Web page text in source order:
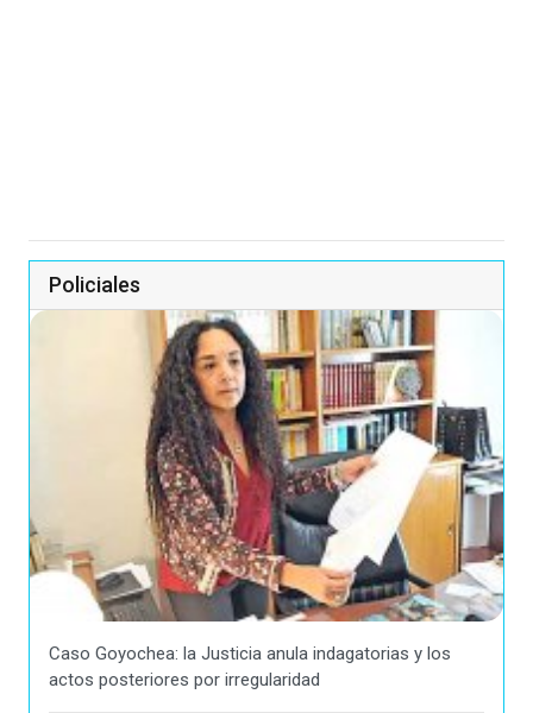
Policiales
Caso Goyochea: la Justicia anula indagatorias y los
actos posteriores por irregularidad